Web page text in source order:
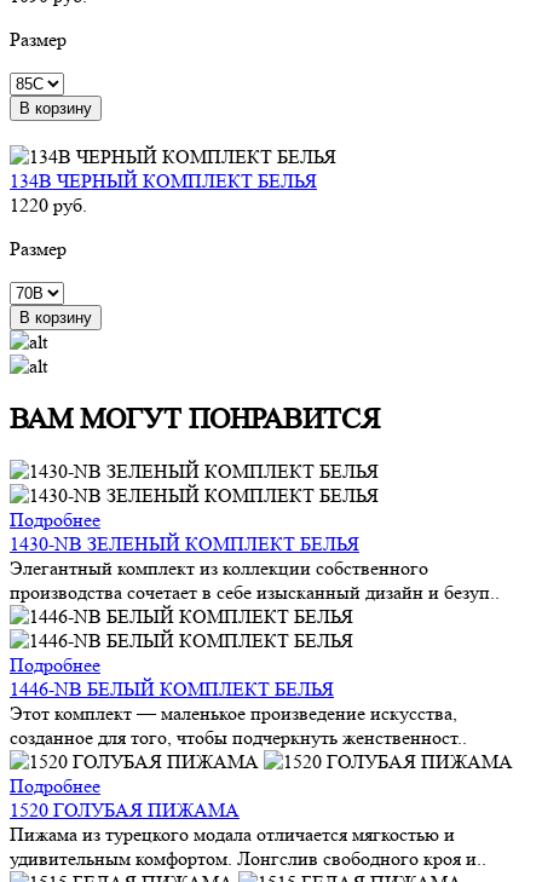
Размер
В корзину
134B ЧЕРНЫЙ КОМПЛЕКТ БЕЛЬЯ
1220 руб.
Размер
В корзину
ВАМ МОГУТ ПОНРАВИТСЯ
Подробнее
1430-NB ЗЕЛЕНЫЙ КОМПЛЕКТ БЕЛЬЯ
Элегантный комплект из коллекции собственного
производства сочетает в себе изысканный дизайн и безуп..
Подробнее
1446-NB БЕЛЫЙ КОМПЛЕКТ БЕЛЬЯ
Этот комплект — маленькое произведение искусства,
созданное для того, чтобы подчеркнуть женственност..
Подробнее
1520 ГОЛУБАЯ ПИЖАМА
Пижама из турецкого модала отличается мягкостью и
удивительным комфортом. Лонгслив свободного кроя и..